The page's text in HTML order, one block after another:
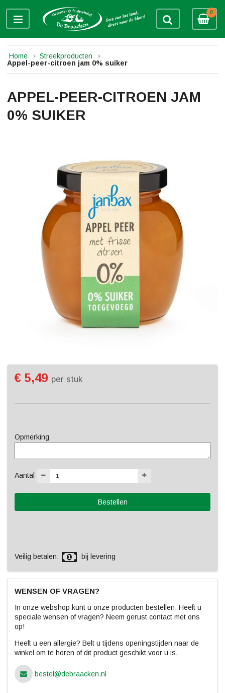
0
Home
Streekproducten
Appel-peer-citroen jam 0% suiker
APPEL-PEER-CITROEN JAM
0% SUIKER
€ 5,49 per stuk
Opmerking
Aantal
Veilig betalen: bij levering
WENSEN OF VRAGEN?
In onze webshop kunt u onze producten bestellen. Heeft u
speciale wensen of vragen? Neem gerust contact met ons
op!
Heeft u een allergie? Belt u tijdens openingstijden naar de
winkel om te horen of dit product geschikt voor u is.
bestel@debraacken.nl